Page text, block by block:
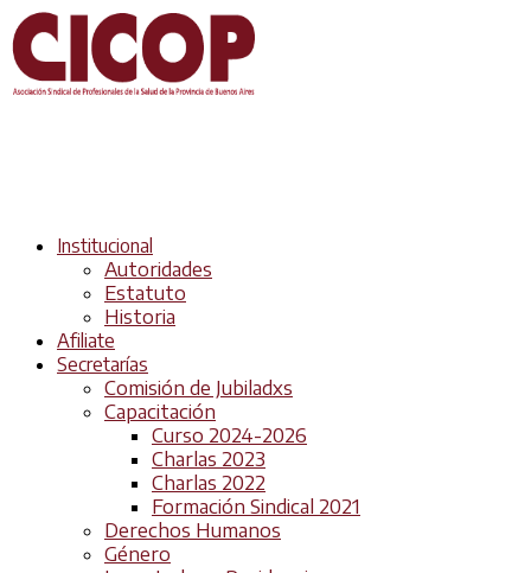
Institucional
Autoridades
Estatuto
Historia
Afiliate
Secretarías
Comisión de Jubiladxs
Capacitación
Curso 2024-2026
Charlas 2023
Charlas 2022
Formación Sindical 2021
Derechos Humanos
Género